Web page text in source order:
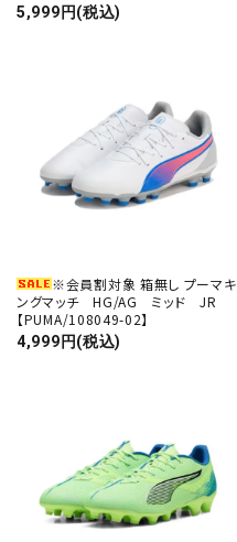
5,999円(税込)
※会員割対象 箱無し プーマキ
ングマッチ HG/AG ミッド JR
【PUMA/108049-02】
4,999円(税込)